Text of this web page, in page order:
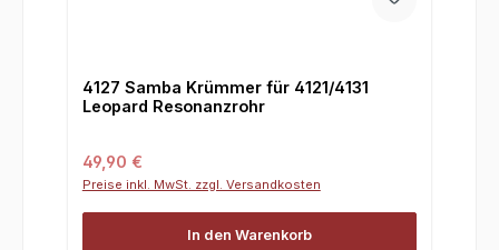
4127 Samba Krümmer für 4121/4131
Leopard Resonanzrohr
Regulärer Preis:
49,90 €
Preise inkl. MwSt. zzgl. Versandkosten
In den Warenkorb